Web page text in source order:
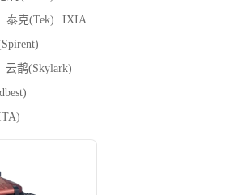
泰克(Tek)
IXIA
云鹊(Skylark)